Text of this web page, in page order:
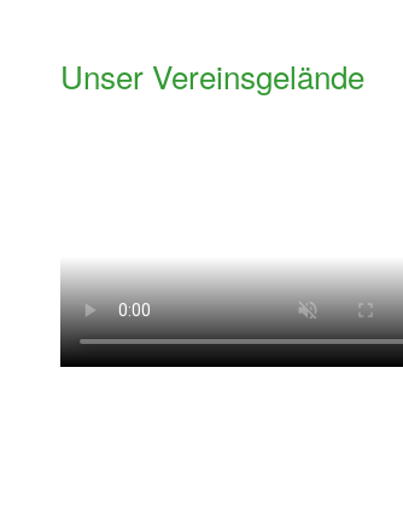
Unser Vereinsgelände